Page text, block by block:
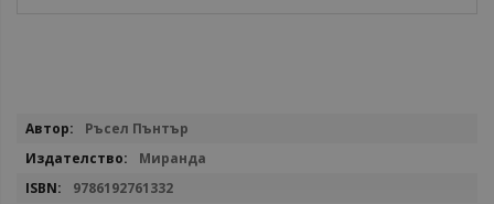
Повече
Ръсел Пънтър
Миранда
9786192761332